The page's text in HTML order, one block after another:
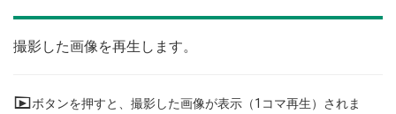
撮影した画像を再生します。
a ボタンを押すと、撮影した画像が表示（1コマ再生）されま